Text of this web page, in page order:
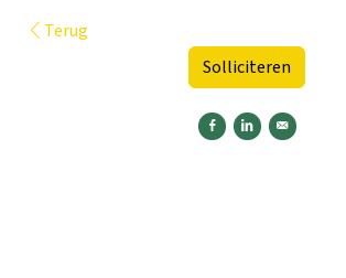
Terug
Solliciteren
Delen op Facebook
Delen op LinkedIn
Versturen per